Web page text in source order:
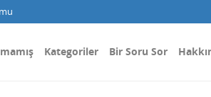
Kategoriler Bir Soru Sor